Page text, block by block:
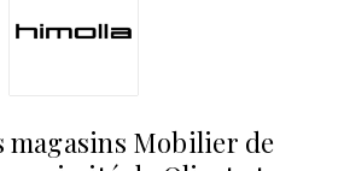
magasins Mobilier de